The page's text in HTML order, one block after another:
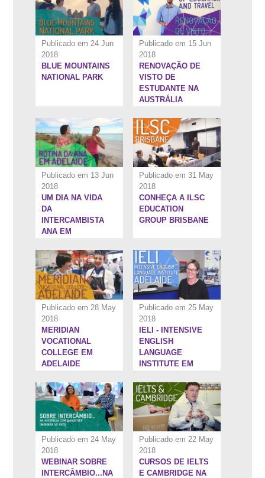
Publicado em 24 Jun
2018
BLUE MOUNTAINS
NATIONAL PARK
Publicado em 15 Jun
2018
RENOVAÇÃO DE
VISTO DE
ESTUDANTE NA
AUSTRÁLIA
Publicado em 13 Jun
2018
9:12''
UM DIA NA VIDA
DA
INTERCAMBISTA
ANA EM
Publicado em 31 May
2018
CONHEÇA A ILSC
EDUCATION
GROUP BRISBANE
Publicado em 28 May
2018
MERIDIAN
VOCATIONAL
COLLEGE EM
ADELAIDE
Publicado em 25 May
2018
IELI - INTENSIVE
ENGLISH
LANGUAGE
INSTITUTE EM
Publicado em 24 May
2018
WEBINAR SOBRE
INTERCÂMBIO...NA
Publicado em 22 May
2018
CURSOS DE IELTS
E CAMBRIDGE NA
5:41'' 7:34''